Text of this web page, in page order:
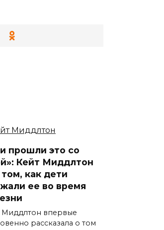
прошли это со
Кейт Миддлтон
как дети
ее во время
Миддлтон впервые
рассказала о том